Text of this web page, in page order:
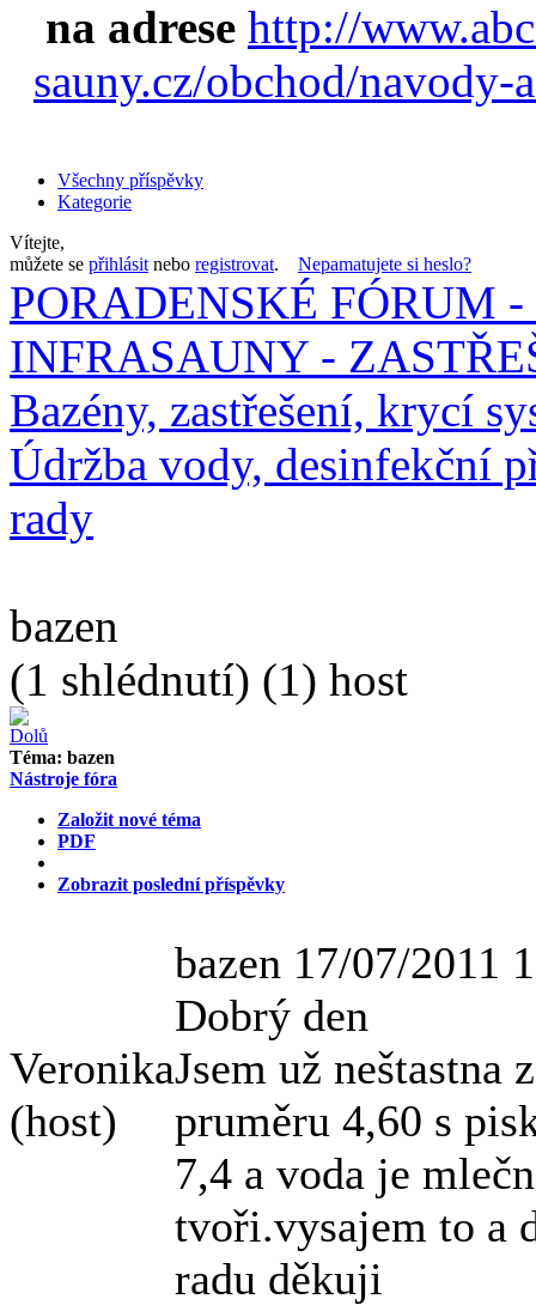
na adrese http://
sauny.cz/obchod/
Všechny příspěvky
Kategorie
Vítejte,
můžete se přihlásit nebo registrovat. Nepamatujete si heslo?
PORADENSKÉ FÓRUM
INFRASAUNY -
Bazény, zastřešení, krycí
Údržba vody, desinfekční
rady
bazen
(1 shlédnutí) (1) host
Téma: bazen
Nástroje fóra
Založit nové téma
PDF
Zobrazit poslední příspěvky
Veronika
(host)
bazen 17/07/2011
Dobrý den
Jsem už neštastna
pruměru 4,60 s
7,4 a voda je
tvoři.vysajem to a
radu děkuji